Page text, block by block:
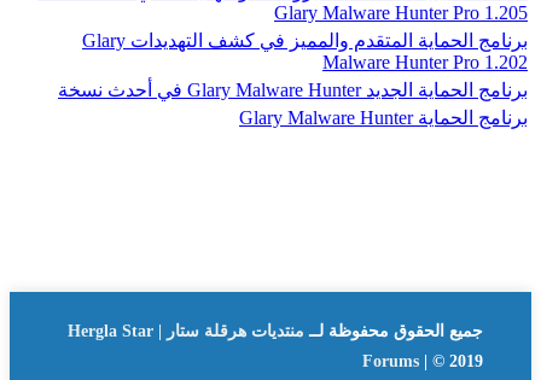
Glary Malware Hunter Pro 1.205
برنامج الحماية المتقدم والمميز في كشف التهديدات Glary
Malware Hunter Pro 1.202
برنامج الحماية الجديد Glary Malware Hunter في أحدث نسخة
برنامج الحماية Glary Malware Hunter
جميع الحقوق محفوظة لــ
منتديات هرقلة ستار | Hergla Star
Forums | © 2019